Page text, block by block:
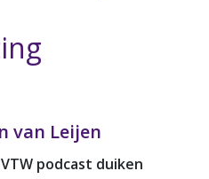
van Leijen
podcast duiken